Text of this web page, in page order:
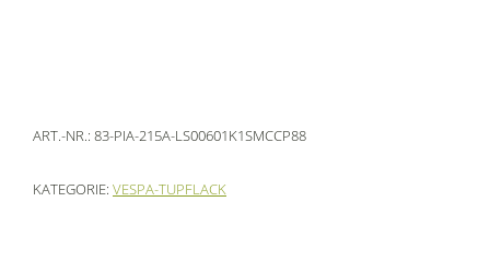
ART.-NR.: 83-PIA-215A-LS00601K1SMCCP88
KATEGORIE: VESPA-TUPFLACK